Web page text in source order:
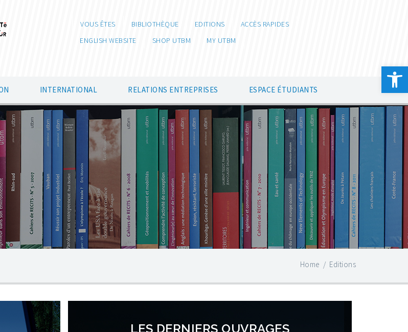
Ouvrir
VOUS ÊTES BIBLIOTHÈQUE EDITIONS
ACCÈS RAPIDES
ENGLISH WEBSITE
SHOP UTBM MY UTBM
INTERNATIONAL RELATIONS ENTREPRISES ESPACE ÉTUDIANTS
Home / Editions
LES DERNIERS OUVRAGES